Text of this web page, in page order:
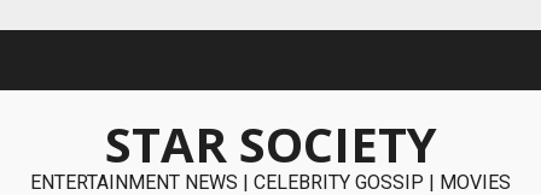
STAR SOCIETY
ENTERTAINMENT NEWS | CELEBRITY GOSSIP | MOVIES